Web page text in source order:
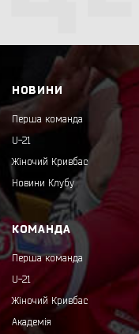
НОВИНИ
Перша команда
U-21
Жіночий Кривбас
Новини Клубу
КОМАНДА
Перша команда
U-21
Жіночий Кривбас
Академія